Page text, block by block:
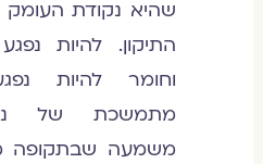
שהיא נקודת העומק
התיקון. להיות
וחומר להיות
מתמשכת של
משמעה שבתקופה